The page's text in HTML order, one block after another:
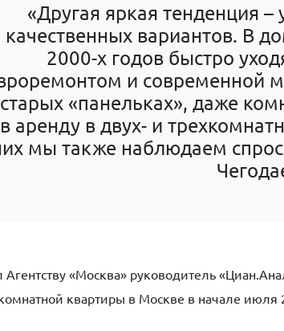
«Другая яркая тенденция
качественных вариантов. В
2000-х годов быстро
и современной
«панельках», даже
в аренду в двух- и
мы также наблюдаем
Агентству «Москва» руководитель
квартиры в Москве в начале июля